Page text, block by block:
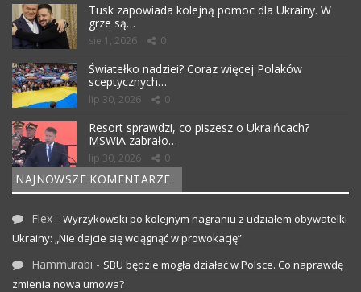
Tusk zapowiada kolejną pomoc dla Ukrainy. W
grze są…
sie 1, 2026 0
Światełko nadziei? Coraz więcej Polaków
sceptycznych…
lip 30, 2026 0
Resort sprawdzi, co piszesz o Ukraińcach?
MSWiA zabrało…
lip 30, 2026 0
NAJNOWSZE KOMENTARZE
Flex - Wyrzykowski po kolejnym nagraniu z udziałem obywatelki
Ukrainy: „Nie dajcie się wciągnąć w prowokację”
Hammurabi - SBU będzie mogła działać w Polsce. Co naprawdę
zmienia nowa umowa?